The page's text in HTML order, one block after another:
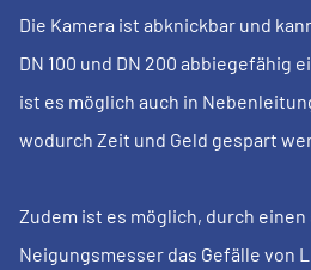
Die Kamera ist abknickbar und
DN 100 und DN 200 abbiegefähig
ist es möglich auch in
wodurch Zeit und Geld gespart
Zudem ist es möglich, durch
Neigungsmesser das Gefälle von